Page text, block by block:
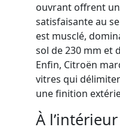
ouvrant offrent
satisfaisante au
est musclé,
sol de 230 mm et
Enfin, Citroën
vitres qui
une finition
À